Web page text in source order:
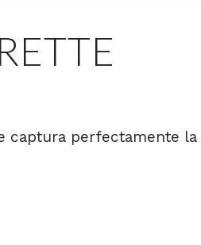
captura perfectamente